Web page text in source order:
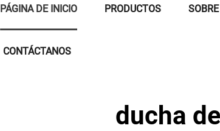
PÁGINA DE INICIO PRODUCTOS
CONTÁCTANOS
ducha